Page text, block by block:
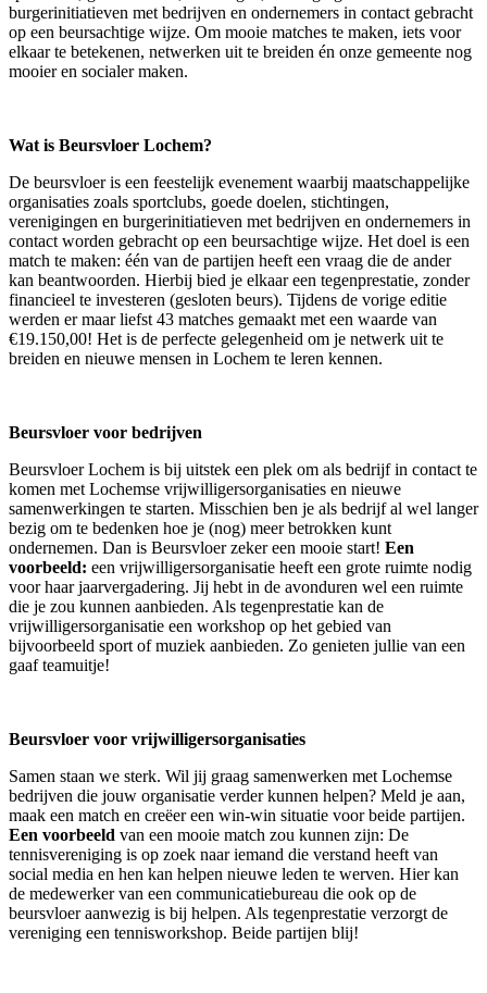
burgerinitiatieven met bedrijven en ondernemers in contact gebracht
op een beursachtige wijze. Om mooie matches te maken, iets voor
elkaar te betekenen, netwerken uit te breiden én onze gemeente nog
mooier en socialer maken.
Wat is Beursvloer Lochem?
De beursvloer is een feestelijk evenement waarbij maatschappelijke
organisaties zoals sportclubs, goede doelen, stichtingen,
verenigingen en burgerinitiatieven met bedrijven en ondernemers in
contact worden gebracht op een beursachtige wijze. Het doel is een
match te maken: één van de partijen heeft een vraag die de ander
kan beantwoorden. Hierbij bied je elkaar een tegenprestatie, zonder
financieel te investeren (gesloten beurs). Tijdens de vorige editie
werden er maar liefst 43 matches gemaakt met een waarde van
€19.150,00! Het is de perfecte gelegenheid om je netwerk uit te
breiden en nieuwe mensen in Lochem te leren kennen.
Beursvloer voor bedrijven
Beursvloer Lochem is bij uitstek een plek om als bedrijf in contact te
komen met Lochemse vrijwilligersorganisaties en nieuwe
samenwerkingen te starten. Misschien ben je als bedrijf al wel langer
bezig om te bedenken hoe je (nog) meer betrokken kunt
ondernemen. Dan is Beursvloer zeker een mooie start! Een
voorbeeld: een vrijwilligersorganisatie heeft een grote ruimte nodig
voor haar jaarvergadering. Jij hebt in de avonduren wel een ruimte
die je zou kunnen aanbieden. Als tegenprestatie kan de
vrijwilligersorganisatie een workshop op het gebied van
bijvoorbeeld sport of muziek aanbieden. Zo genieten jullie van een
gaaf teamuitje!
Beursvloer voor vrijwilligersorganisaties
Samen staan we sterk. Wil jij graag samenwerken met Lochemse
bedrijven die jouw organisatie verder kunnen helpen? Meld je aan,
maak een match en creëer een win-win situatie voor beide partijen.
Een voorbeeld van een mooie match zou kunnen zijn: De
tennisvereniging is op zoek naar iemand die verstand heeft van
social media en hen kan helpen nieuwe leden te werven. Hier kan
de medewerker van een communicatiebureau die ook op de
beursvloer aanwezig is bij helpen. Als tegenprestatie verzorgt de
vereniging een tennisworkshop. Beide partijen blij!